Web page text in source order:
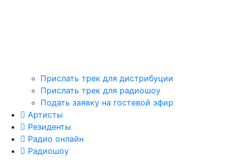
Прислать трек для дистрибуции
Прислать трек для радиошоу
Подать заявку на гостевой эфир
Артисты
Резиденты
Радио онлайн
Радиошоу